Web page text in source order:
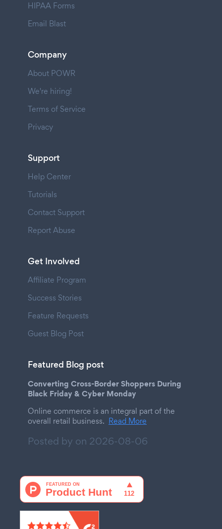
HIPAA Forms
Email Blast
Company
About POWR
We're hiring!
Terms of Service
Privacy
Support
Help Center
Tutorials
Contact Support
Report Abuse
Get Involved
Affiliate Program
Success Stories
Feature Requests
Guest Blog Post
Featured Blog post
Converting Cross-Border Shoppers During
Black Friday & Cyber Monday
Online commerce is an integral part of the
overall retail business. Read More
Posted by on 2026-08-06